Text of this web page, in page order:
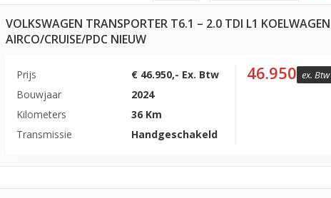
VOLKSWAGEN TRANSPORTER T6.1 – 2.0 TDI L1 KOELWAGEN
AIRCO/CRUISE/PDC NIEUW
Prijs
€ 46.950,- Ex. Btw
Bouwjaar
2024
Kilometers
36 Km
Transmissie
Handgeschakeld
46.950 ex. Btw